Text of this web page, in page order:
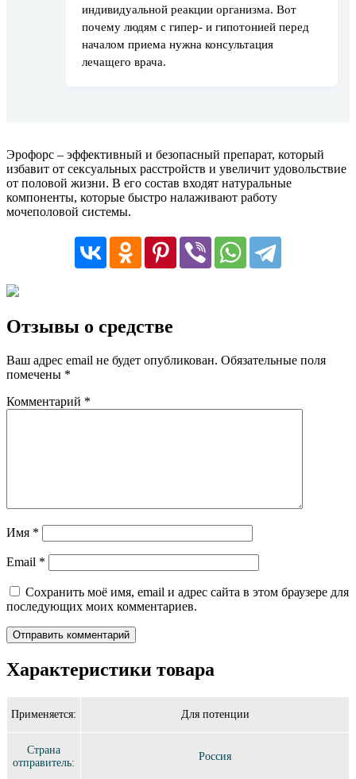
индивидуальной реакции организма. Вот
почему людям с гипер- и гипотонией перед
началом приема нужна консультация
лечащего врача.
Эрофорс – эффективный и безопасный препарат, который
избавит от сексуальных расстройств и увеличит удовольствие
от половой жизни. В его состав входят натуральные
компоненты, которые быстро налаживают работу
мочеполовой системы.
Отзывы о средстве
Ваш адрес email не будет опубликован. Обязательные поля
помечены *
Комментарий *
Имя *
Email *
Сохранить моё имя, email и адрес сайта в этом браузере для
последующих моих комментариев.
Характеристики товара
Применяется: Для потенции
Страна
отправитель:
Россия